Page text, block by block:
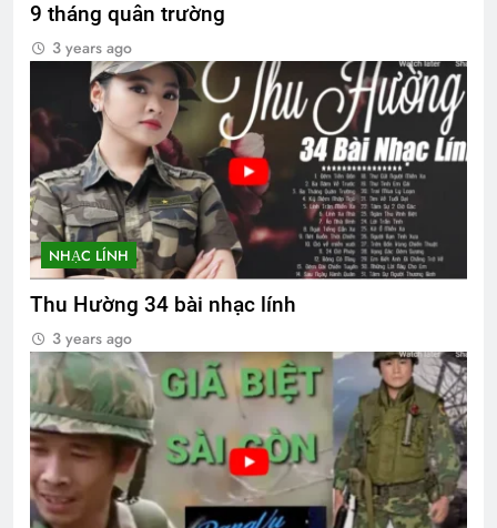
9 tháng quân trường
3 years ago
NHẠC LÍNH
Thu Hường 34 bài nhạc lính
3 years ago